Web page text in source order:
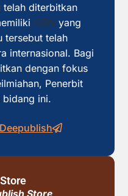
telah diterbitkan
ISBN yang
tersebut telah
internasional. Bagi
dengan fokus
Penerbit
bidang ini.